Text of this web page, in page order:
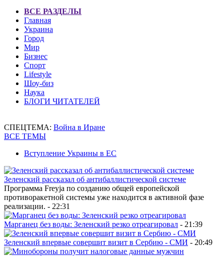
ВСЕ РАЗДЕЛЫ
Главная
Украина
Город
Мир
Бизнес
Спорт
Lifestyle
Шоу-биз
Наука
БЛОГИ ЧИТАТЕЛЕЙ
СПЕЦТЕМА: Война в Иране
ВСЕ ТЕМЫ
Вступление Украины в ЕС
Зеленский рассказал об антибаллистической системе
Программа Freyja по созданию общей европейской
противоракетной системы уже находится в активной фазе
реализации. - 22:31
Марганец без воды: Зеленский резко отреагировал - 21:39
Зеленский впервые совершит визит в Сербию - СМИ - 20:49